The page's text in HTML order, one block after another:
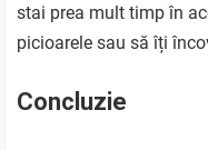
stai prea mult timp în
picioarele sau să îți
Concluzie